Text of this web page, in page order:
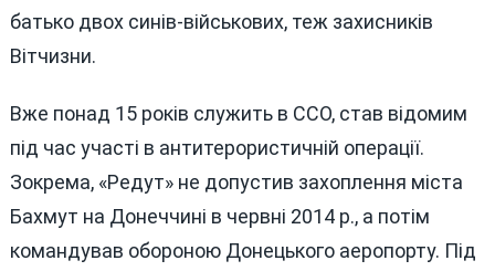
батько двох синів-військових, теж захисників
Вітчизни.
Вже понад 15 років служить в ССО, став відомим
під час участі в антитерористичній операції.
Зокрема, «Редут» не допустив захоплення міста
Бахмут на Донеччині в червні 2014 р., а потім
командував обороною Донецького аеропорту. Під